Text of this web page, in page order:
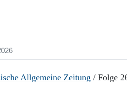
und finden
Allgemeine Zeitung / Folge